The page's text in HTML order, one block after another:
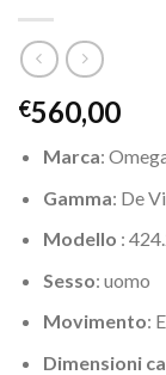
€560,00
Marca:
Gamma: De
Modello :
Sesso: uomo
Movimento:
Dimensioni